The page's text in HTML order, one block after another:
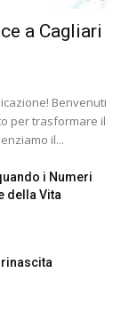
a Cagliari
Benvenuti
per trasformare il
il...
i Numeri
della Vita
rinascita